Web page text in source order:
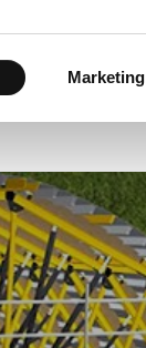
Marketing